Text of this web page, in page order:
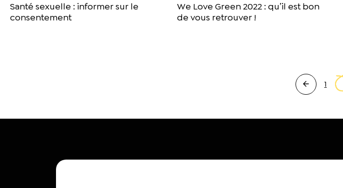
Santé sexuelle : informer sur le
consentement
We Love Green 2022 : qu’il est bon
de vous retrouver !
1